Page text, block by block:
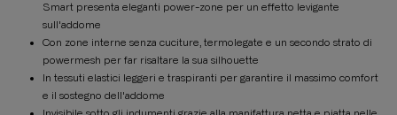
Smart presenta eleganti power-zone per un effetto levigante
sull'addome
Con zone interne senza cuciture, termolegate e un secondo strato di
powermesh per far risaltare la sua silhouette
In tessuti elastici leggeri e traspiranti per garantire il massimo comfort
e il sostegno dell'addome